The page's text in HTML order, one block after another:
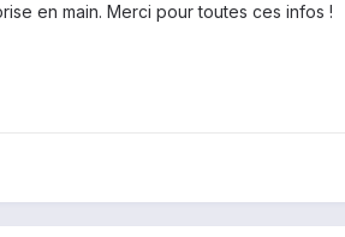
en main. Merci pour toutes ces infos !